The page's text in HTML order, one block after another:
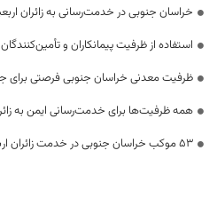
خراسان جنوبی در خدمت‌رسانی به زائران
استفاده از ظرفیت پیمانکاران و
ظرفیت معدنی خراسان جنوبی فرصتی
همه ظرفیت‌ها برای خدمت‌رسانی ایمن به
53 موکب خراسان جنوبی در خدمت زائران اربعین